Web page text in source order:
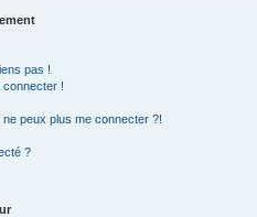
pas !
connecter !
peux plus me connecter ?!
?